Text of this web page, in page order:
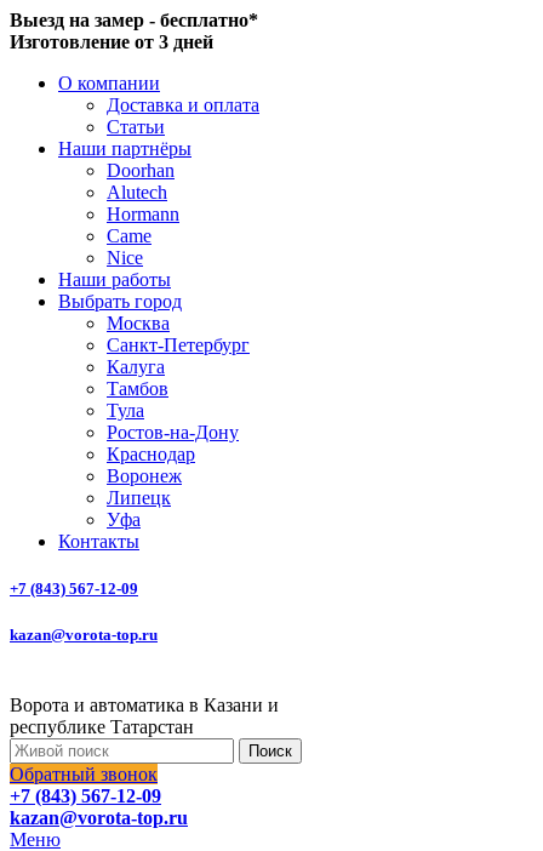
Выезд на замер - бесплатно*
Изготовление от 3 дней
О компании
Доставка и оплата
Статьи
Наши партнёры
Doorhan
Alutech
Hormann
Came
Nice
Наши работы
Выбрать город
Москва
Санкт-Петербург
Калуга
Тамбов
Тула
Ростов-на-Дону
Краснодар
Воронеж
Липецк
Уфа
Контакты
+7 (843) 567-12-09
kazan@vorota-top.ru
Ворота и автоматика в Казани и
республике Татарстан
Поиск
Обратный звонок
+7 (843) 567-12-09
kazan@vorota-top.ru
Меню